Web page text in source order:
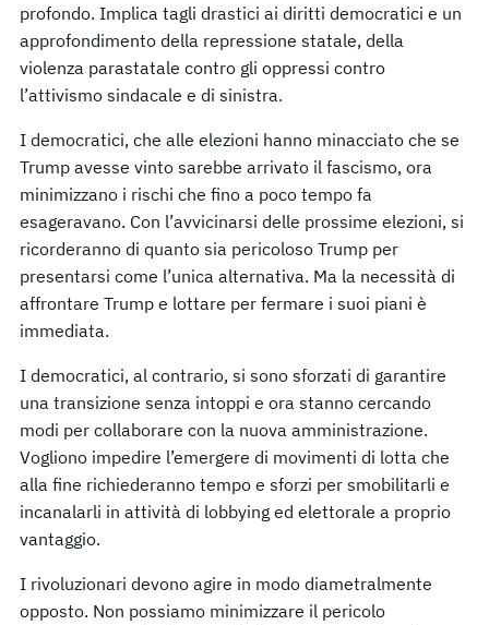
profondo. Implica tagli drastici ai diritti democratici e un
approfondimento della repressione statale, della
violenza parastatale contro gli oppressi contro
l’attivismo sindacale e di sinistra.
I democratici, che alle elezioni hanno minacciato che se
Trump avesse vinto sarebbe arrivato il fascismo, ora
minimizzano i rischi che fino a poco tempo fa
esageravano. Con l’avvicinarsi delle prossime elezioni, si
ricorderanno di quanto sia pericoloso Trump per
presentarsi come l’unica alternativa. Ma la necessità di
affrontare Trump e lottare per fermare i suoi piani è
immediata.
I democratici, al contrario, si sono sforzati di garantire
una transizione senza intoppi e ora stanno cercando
modi per collaborare con la nuova amministrazione.
Vogliono impedire l’emergere di movimenti di lotta che
alla fine richiederanno tempo e sforzi per smobilitarli e
incanalarli in attività di lobbying ed elettorale a proprio
vantaggio.
I rivoluzionari devono agire in modo diametralmente
opposto. Non possiamo minimizzare il pericolo